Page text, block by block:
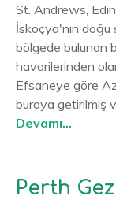
St. Andrews,
İskoçya'nın
bölgede bulunan
havarilerinden
Efsaneye göre
buraya getirilmiş
Devamı...
Perth